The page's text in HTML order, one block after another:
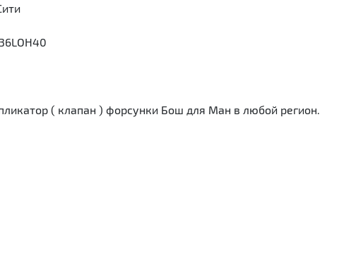
( клапан ) форсунки Бош для Ман в любой регион.